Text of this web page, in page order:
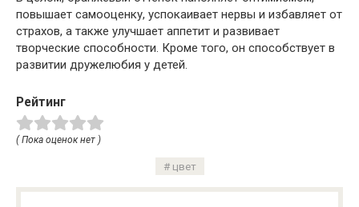
повышает самооценку, успокаивает нервы и избавляет от
страхов, а также улучшает аппетит и развивает
творческие способности. Кроме того, он способствует в
развитии дружелюбия у детей.
Рейтинг
( Пока оценок нет )
цвет